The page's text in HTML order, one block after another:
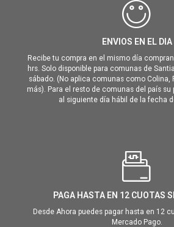
ENVIOS EN EL DIA
Recibe tu compra en el mismo día
hrs. Solo disponible para comunas de
sábado. (No aplica comunas como Colina,
más). Para el resto de comunas del país su
al siguiente día hábil de la fecha
PAGA HASTA EN 12 CUOTAS
Desde Ahora puedes pagar hasta en 12
Mercado Pago.